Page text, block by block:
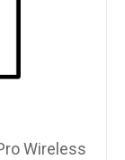
Wireless